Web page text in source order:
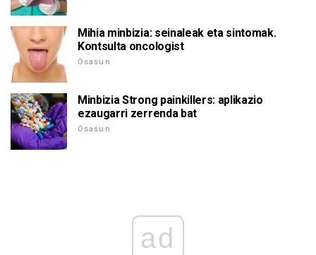
Mihia minbizia: seinaleak eta sintomak.
Kontsulta oncologist
Osasun
Minbizia Strong painkillers: aplikazio
ezaugarri zerrenda bat
Osasun
ad